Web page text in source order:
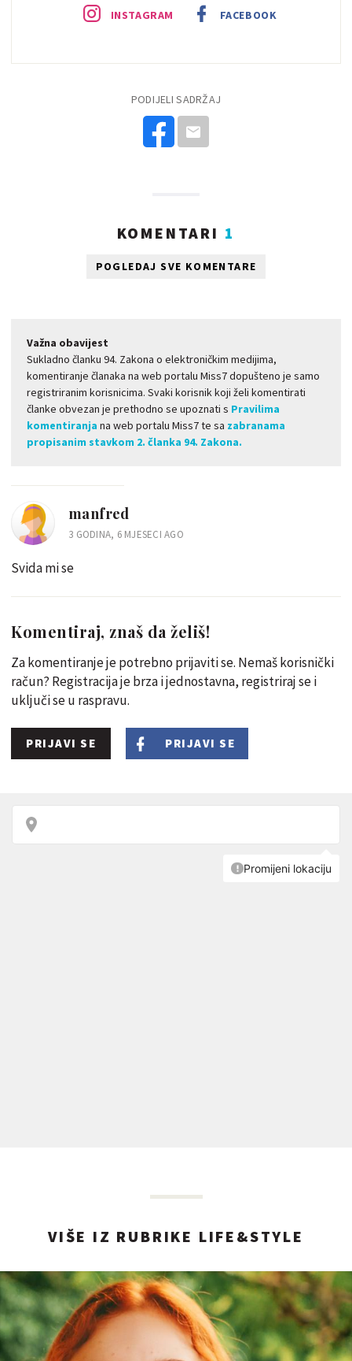
INSTAGRAM FACEBOOK
PODIJELI SADRŽAJ
KOMENTARI 1
POGLEDAJ SVE KOMENTARE
Važna obavijest
Sukladno članku 94. Zakona o elektroničkim medijima,
komentiranje članaka na web portalu Miss7 dopušteno je samo
registriranim korisnicima. Svaki korisnik koji želi komentirati
članke obvezan je prethodno se upoznati s Pravilima
komentiranja na web portalu Miss7 te sa zabranama
propisanim stavkom 2. članka 94. Zakona.
manfred
3 GODINA, 6 MJESECI AGO
Svida mi se
Komentiraj, znaš da želiš!
Za komentiranje je potrebno prijaviti se. Nemaš korisnički
račun? Registracija je brza i jednostavna, registriraj se i
uključi se u raspravu.
PRIJAVI SE PRIJAVI SE
VIŠE IZ RUBRIKE LIFE&STYLE